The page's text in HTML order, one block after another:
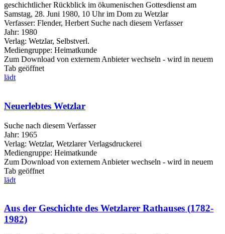
geschichtlicher Rückblick im ökumenischen Gottesdienst am
Samstag, 28. Juni 1980, 10 Uhr im Dom zu Wetzlar
Verfasser: Flender, Herbert Suche nach diesem Verfasser
Jahr: 1980
Verlag: Wetzlar, Selbstverl.
Mediengruppe: Heimatkunde
Zum Download von externem Anbieter wechseln - wird in neuem
Tab geöffnet
lädt
Neuerlebtes Wetzlar
Suche nach diesem Verfasser
Jahr: 1965
Verlag: Wetzlar, Wetzlarer Verlagsdruckerei
Mediengruppe: Heimatkunde
Zum Download von externem Anbieter wechseln - wird in neuem
Tab geöffnet
lädt
Aus der Geschichte des Wetzlarer Rathauses (1782-
1982)